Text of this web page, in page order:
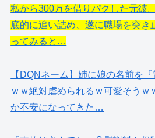
私から300万を借りパクした元彼
底的に追い詰め、遂に職場を突き
ってみると…
【DQNネーム】姉に娘の名前を
ｗｗ絶対虐められるｗ可愛そうｗ
か不安になってきた…